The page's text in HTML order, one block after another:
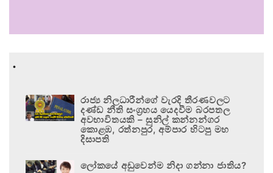
.
රාජ්‍ය නිලධාරීන්ගේ වැරදි තීරණවලට
දණ්ඩ නීති සංග්‍රහය යෙදවීම බරපතල
අවභාවිතයකි – සුනිල් කන්නන්ගර
කොළඹ, රත්නපුර, අම්පාර හිටපු මහ
දිසාපති
ලෝකයේ අඩුවෙන්ම නිදා ගන්නා ජාතිය?